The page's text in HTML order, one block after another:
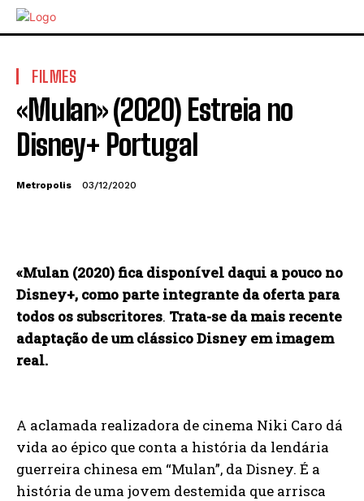
FILMES
«Mulan» (2020) Estreia no
Disney+ Portugal
Metropolis 03/12/2020
«Mulan (2020) fica disponível daqui a pouco no
Disney+, como parte integrante da oferta para
todos os subscritores. Trata-se da mais recente
adaptação de um clássico Disney em imagem
real.
A aclamada realizadora de cinema Niki Caro dá
vida ao épico que conta a história da lendária
guerreira chinesa em “Mulan”, da Disney. É a
história de uma jovem destemida que arrisca